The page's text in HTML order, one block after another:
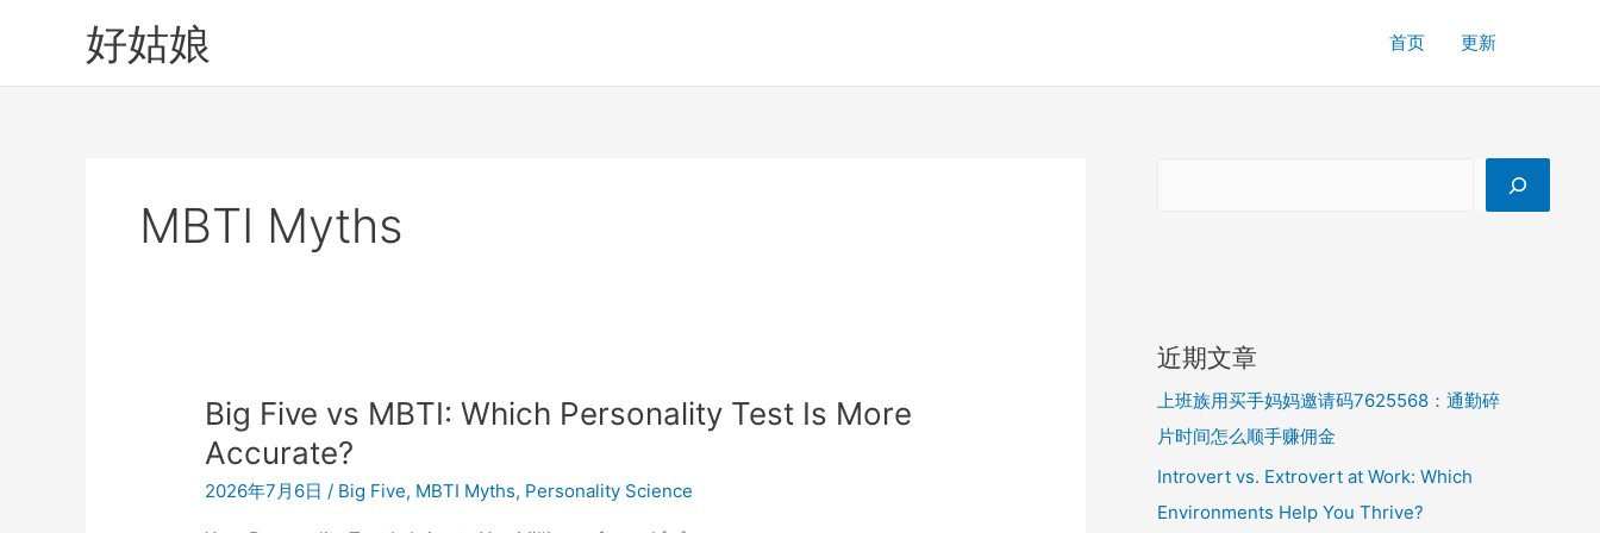
好姑娘 首页 更新
MBTI Myths
Big Five vs MBTI: Which Personality Test Is More
Accurate?
2026年7月6日/ Big Five, MBTI Myths, Personality Science
近期文章
上班族用买手妈妈邀请码7625568：通勤碎
片时间怎么顺手赚佣金
Introvert vs. Extrovert at Work: Which
Environments Help You Thrive?